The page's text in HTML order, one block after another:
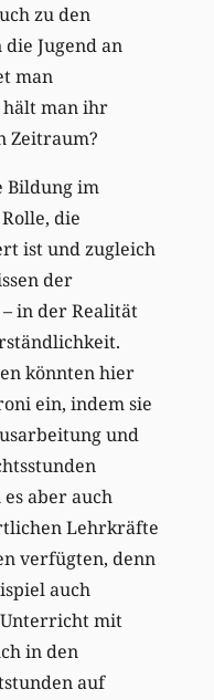
zu den
Jugend an
man
man ihr
Zeitraum?
Bildung im
die
ist und zugleich
der
in der Realität
könnten hier
ein, indem sie
und
aber auch
Lehrkräfte
verfügten, denn
auch
mit
in den
auf